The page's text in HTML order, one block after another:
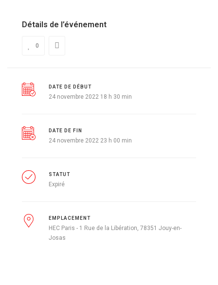
Détails de l’événement
0
DATE DE DÉBUT
24 novembre 2022 18 h 30 min
DATE DE FIN
24 novembre 2022 23 h 00 min
STATUT
Expiré
EMPLACEMENT
HEC Paris - 1 Rue de la Libération, 78351 Jouy-en-
Josas